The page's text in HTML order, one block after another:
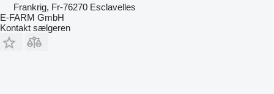
Frankrig, Fr-76270 Esclavelles
E-FARM GmbH
Kontakt sælgeren